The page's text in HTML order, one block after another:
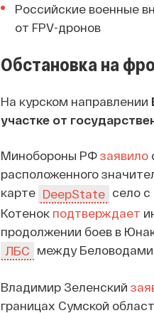
Российские военные
от FPV-дронов
Обстановка на
На курском направлении
участке от
Минобороны РФ заявило
расположенного
карте DeepState село
Котенок подтверждает
продолжении боев в
ЛБС между Беловодами
Владимир Зеленский
границах Сумской